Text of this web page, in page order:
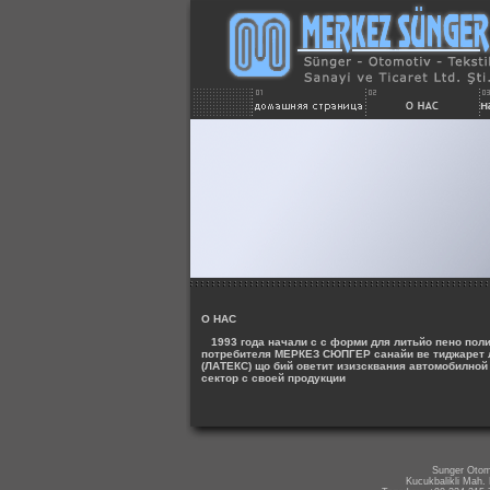
О НАС
1993 года начали с с форми для литьйо пено
потребителя МЕРКЕЗ СЮПГЕР санайи ве тиджарет
(ЛАТЕКС) що бий оветит изизсквания
сектор с своей продукции
Sunger
Kucukbalikli